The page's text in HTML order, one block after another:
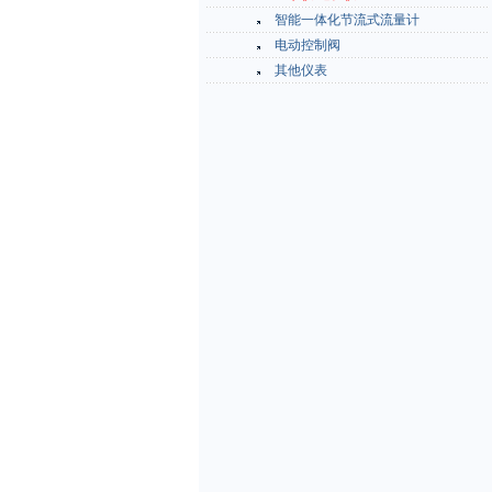
智能一体化节流式流量计
电动控制阀
其他仪表